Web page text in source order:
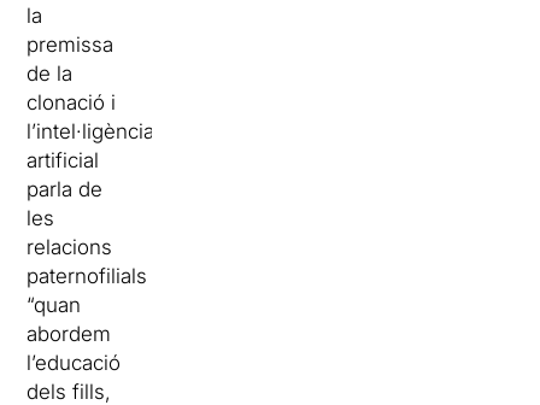
la
premissa
de la
clonació i
l’intel·ligència
artificial
parla de
les
relacions
paternofilials
“quan
abordem
l’educació
dels fills,